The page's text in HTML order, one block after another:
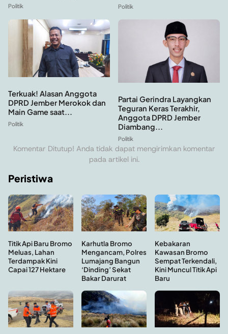
Politik Politik
Terkuak! Alasan Anggota
DPRD Jember Merokok dan
Main Game saat...
Politik
Partai Gerindra Layangkan
Teguran Keras Terakhir,
Anggota DPRD Jember
Diambang...
Politik
Komentar Ditutup! Anda tidak dapat mengirimkan komentar
pada artikel ini.
Peristiwa
Titik Api Baru Bromo
Meluas, Lahan
Terdampak Kini
Capai 127 Hektare
Karhutla Bromo
Mengancam, Polres
Lumajang Bangun
‘Dinding’ Sekat
Bakar Darurat
Kebakaran
Kawasan Bromo
Sempat Terkendali,
Kini Muncul Titik Api
Baru